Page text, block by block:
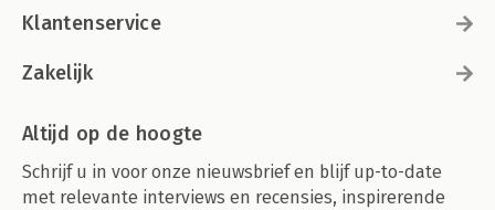
Klantenservice
Zakelijk
Altijd op de hoogte
Schrijf u in voor onze nieuwsbrief en blijf up-to-date
met relevante interviews en recensies, inspirerende